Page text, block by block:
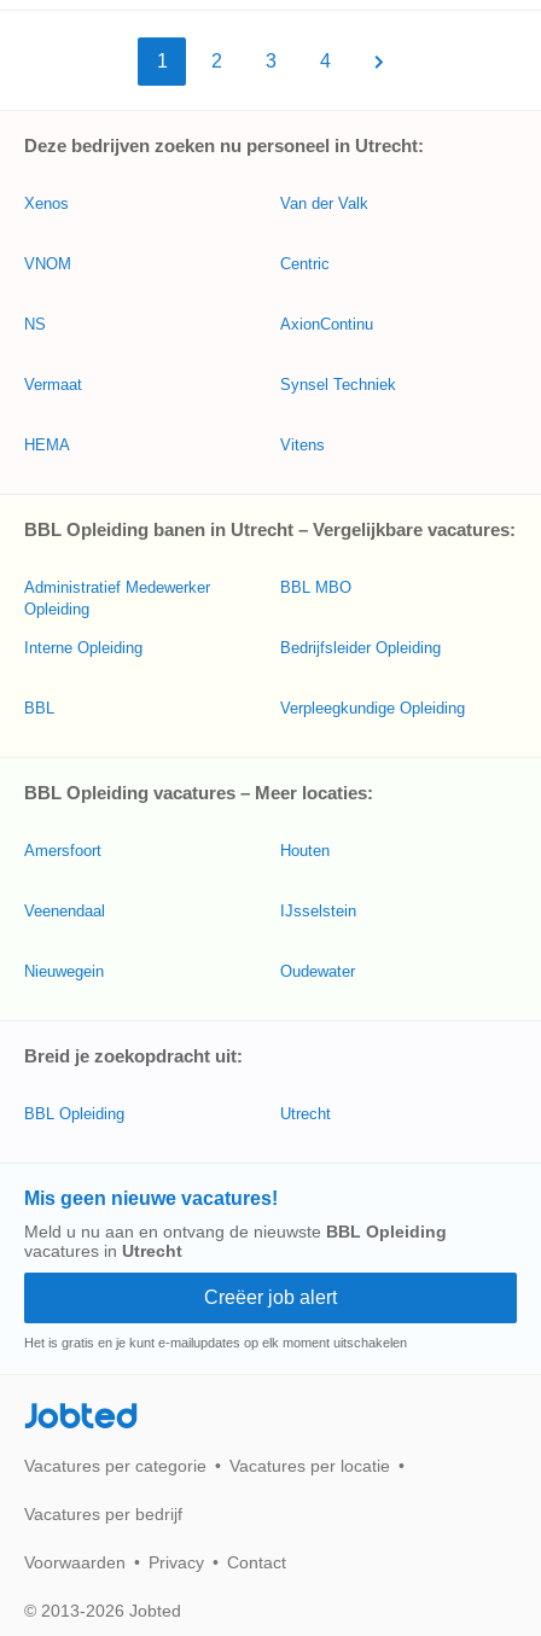
1 2 3 4
Deze bedrijven zoeken nu personeel in Utrecht:
Xenos
VNOM
NS
Vermaat
HEMA
Van der Valk
Centric
AxionContinu
Synsel Techniek
Vitens
BBL Opleiding banen in Utrecht – Vergelijkbare vacatures:
Administratief Medewerker
Opleiding
Interne Opleiding
BBL
BBL MBO
Bedrijfsleider Opleiding
Verpleegkundige Opleiding
BBL Opleiding vacatures – Meer locaties:
Amersfoort
Veenendaal
Nieuwegein
Houten
IJsselstein
Oudewater
Breid je zoekopdracht uit:
BBL Opleiding Utrecht
Mis geen nieuwe vacatures!
Meld u nu aan en ontvang de nieuwste BBL Opleiding
vacatures in Utrecht
Het is gratis en je kunt e-mailupdates op elk moment uitschakelen
Jobted
Vacatures per categorie Vacatures per locatie
Vacatures per bedrijf
Voorwaarden Privacy Contact
© 2013-2026 Jobted